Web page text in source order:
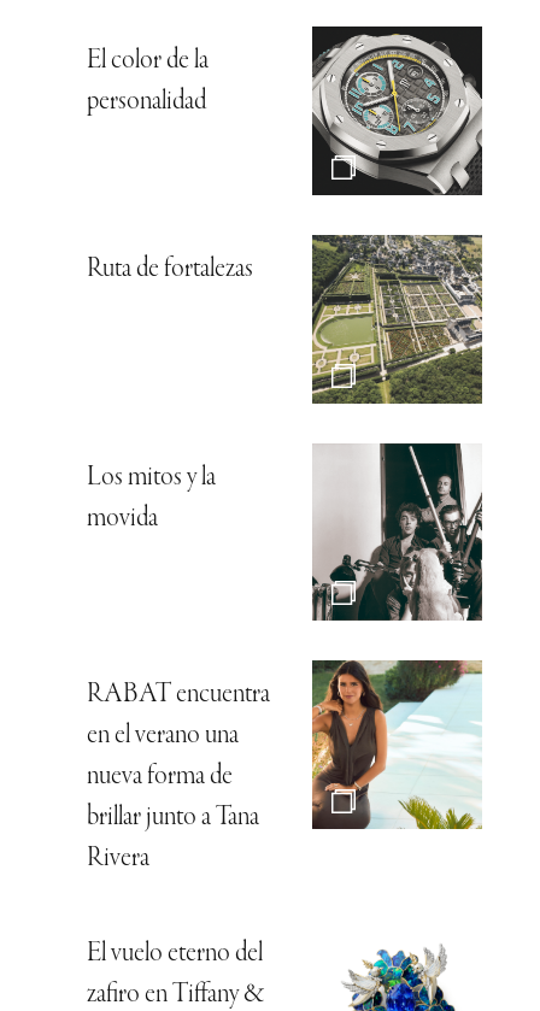
El color de la
personalidad
Ruta de fortalezas
Los mitos y la
movida
RABAT encuentra
en el verano una
nueva forma de
brillar junto a Tana
Rivera
El vuelo eterno del
zafiro en Tiffany &